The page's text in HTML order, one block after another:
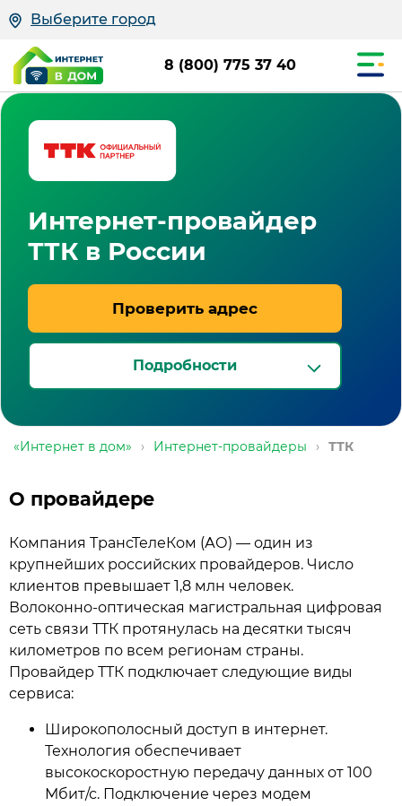
Выберите город
8 (800) 775 37 40
Интернет-провайдер
ТТК в России
Проверить адрес
Подробности
«Интернет в дом» › Интернет-провайдеры › ТТК
О провайдере
Компания ТрансТелеКом (АО) — один из
крупнейших российских провайдеров. Число
клиентов превышает 1,8 млн человек.
Волоконно-оптическая магистральная цифровая
сеть связи ТТК протянулась на десятки тысяч
километров по всем регионам страны.
Провайдер ТТК подключает следующие виды
сервиса:
Широкополосный доступ в интернет.
Технология обеспечивает
высокоскоростную передачу данных от 100
Мбит/с. Подключение через модем